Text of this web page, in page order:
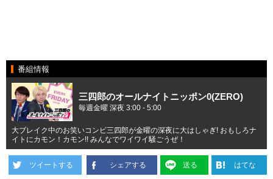
番組情報
三四郎のオールナイトニッポン0(ZERO)
毎週金曜 深夜 3:00 - 5:00
大ブレイク中のお笑いコンビ三四郎が金曜の深夜に大はしゃぎ! おもしろナ
イトにカモン！カモン!! みんなでワイワイ騒ごうぜ！
ツイートする シェアする 送る はてな